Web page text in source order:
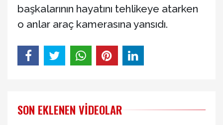
başkalarının hayatını tehlikeye atarken
o anlar araç kamerasına yansıdı.
SON EKLENEN VIDEOLAR